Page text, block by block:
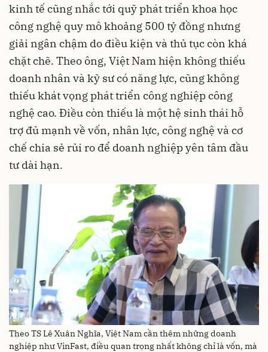
kinh tế cũng nhắc tới quỹ phát triển khoa học
công nghệ quy mô khoảng 500 tỷ đồng nhưng
giải ngân chậm do điều kiện và thủ tục còn khá
chặt chẽ. Theo ông, Việt Nam hiện không thiếu
doanh nhân và kỹ sư có năng lực, cũng không
thiếu khát vọng phát triển công nghiệp công
nghệ cao. Điều còn thiếu là một hệ sinh thái hỗ
trợ đủ mạnh về vốn, nhân lực, công nghệ và cơ
chế chia sẻ rủi ro để doanh nghiệp yên tâm đầu
tư dài hạn.
Theo TS Lê Xuân Nghĩa, Việt Nam cần thêm những doanh
nghiệp như VinFast, điều quan trọng nhất không chỉ là vốn, mà